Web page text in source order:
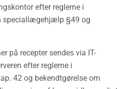
efter reglerne i
speciallægehjælp §49 og
på recepter sendes via IT-
efter reglerne i
42 og bekendtgørelse om